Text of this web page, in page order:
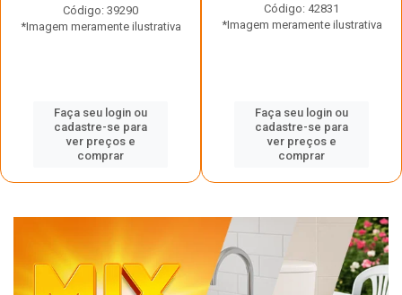
Código: 39290
*Imagem meramente ilustrativa
Faça seu login ou
cadastre-se para
ver preços e
comprar
Código: 42831
*Imagem meramente ilustrativa
Faça seu login ou
cadastre-se para
ver preços e
comprar